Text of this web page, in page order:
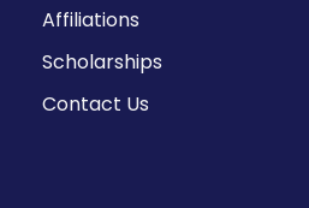
Affiliations
Scholarships
Contact Us